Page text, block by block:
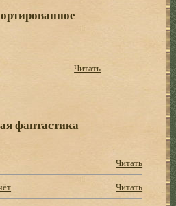
Читать
фантастика
Читать
Читать